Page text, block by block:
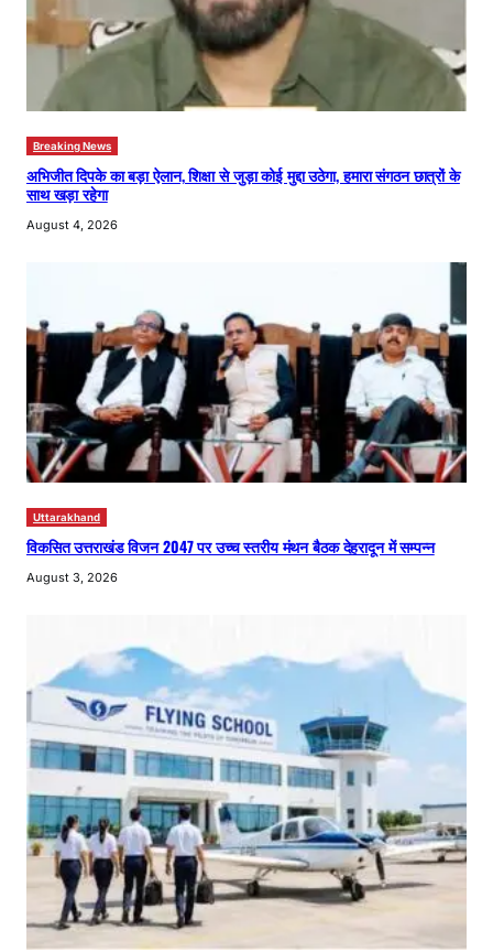
Breaking News
अभिजीत दिपके का बड़ा ऐलान, शिक्षा से जुड़ा कोई मुद्दा उठेगा, हमारा संगठन छात्रों के
साथ खड़ा रहेगा
August 4, 2026
Uttarakhand
विकसित उत्तराखंड विजन 2047 पर उच्च स्तरीय मंथन बैठक देहरादून में सम्पन्न
August 3, 2026